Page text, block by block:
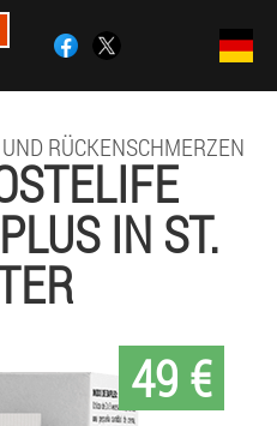
RÜCKENSCHMERZEN
IN ST.
49 €